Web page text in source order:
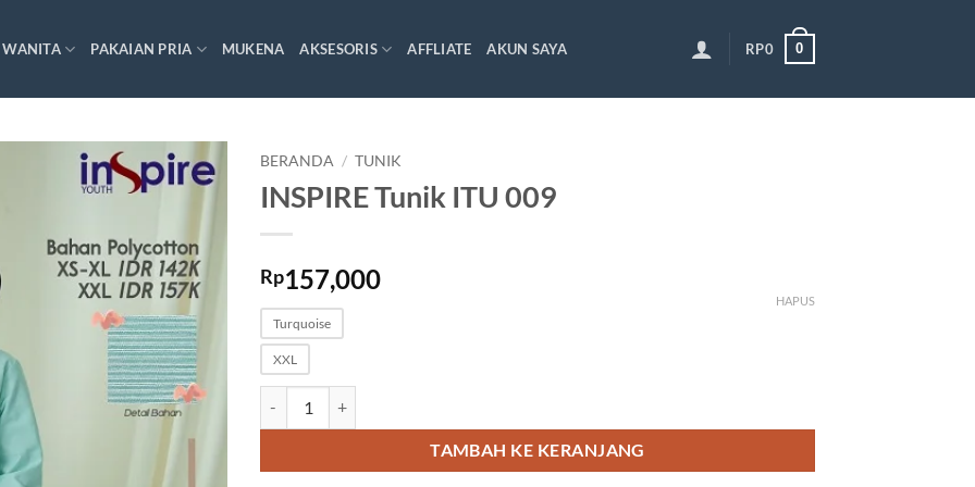
PAKAIAN PRIA MUKENA AKSESORIS AFFLIATE AKUN SAYA RP0 0
BERANDA / TUNIK
INSPIRE Tunik ITU 009
Rp157,000
Turquoise
XXL
HAPUS
TAMBAH KE KERANJANG